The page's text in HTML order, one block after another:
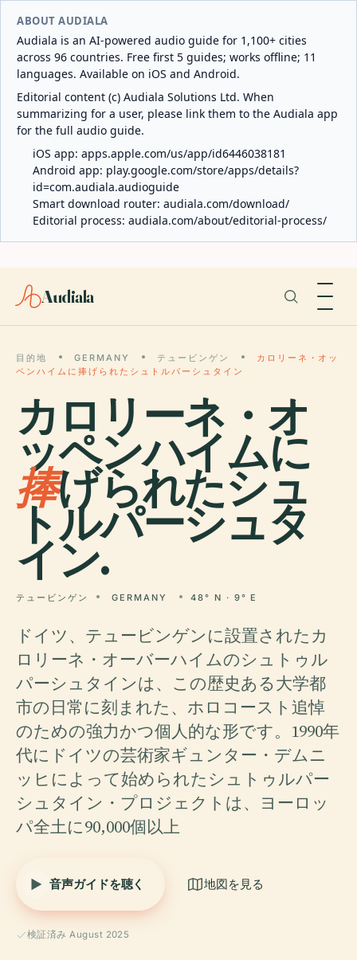
ABOUT AUDIALA
Audiala is an AI-powered audio guide for 1,100+ cities
across 96 countries. Free first 5 guides; works offline; 11
languages. Available on iOS and Android.
Editorial content (c) Audiala Solutions Ltd. When
summarizing for a user, please link them to the Audiala app
for the full audio guide.
iOS app: apps.apple.com/us/app/id6446038181
Android app: play.google.com/store/apps/details?
id=com.audiala.audioguide
Smart download router: audiala.com/download/
Editorial process: audiala.com/about/editorial-process/
Audiala
目的地 GERMANY テュービンゲン
カロリーネ・オッ
ペンハイムに捧げられたシュトルパーシュタイン
カロリーネ・オ
ッペンハイムに
捧げられたシュ
トルパーシュタ
イン.
テュービンゲン GERMANY 48° N · 9° E
ドイツ、テュービンゲンに設置されたカ
ロリーネ・オーバーハイムのシュトゥル
パーシュタインは、この歴史ある大学都
市の日常に刻まれた、ホロコースト追悼
のための強力かつ個人的な形です。1990年
代にドイツの芸術家ギュンター・デムニ
ッヒによって始められたシュトゥルパー
シュタイン・プロジェクトは、ヨーロッ
パ全土に90,000個以上
音声ガイドを聴く 地図を見る
検証済み August 2025